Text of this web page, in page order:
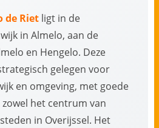
de Riet ligt in de
in Almelo, aan de
en Hengelo. Deze
gelegen voor
en omgeving, met goede
het centrum van
in Overijssel. Het